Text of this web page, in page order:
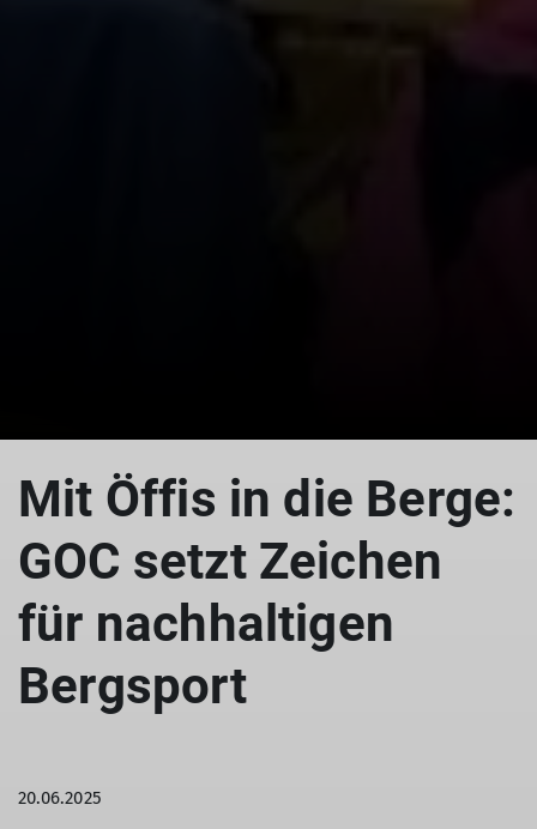
Mit Öffis in die Berge:
GOC setzt Zeichen
für nachhaltigen
Bergsport
20.06.2025